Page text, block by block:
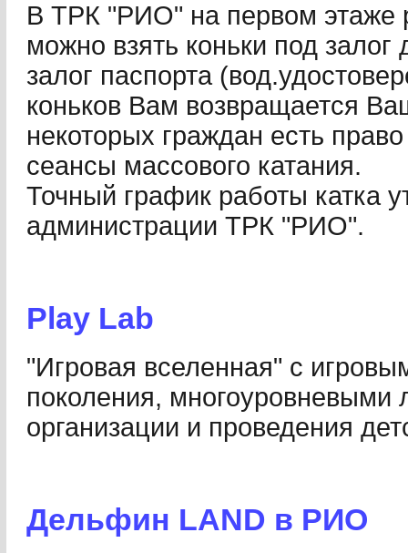
В ТРК "РИО" на первом этаже
можно взять коньки под
залог паспорта
коньков Вам возвращается
некоторых граждан есть
сеансы массового катания.
Точный график работы катка
администрации ТРК "РИО".
Play Lab
"Игровая вселенная" с
поколения, многоуровневыми
организации и проведения
Дельфин LAND в РИО